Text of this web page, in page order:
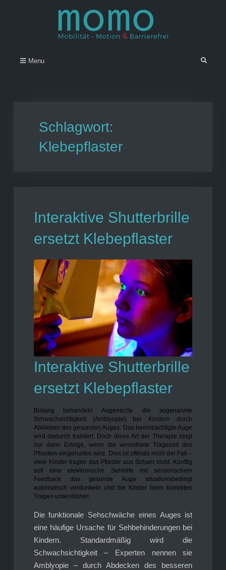
Menu Search
Schlagwort:
Klebepflaster
Interaktive Shutterbrille
ersetzt Klebepflaster
Interaktive Shutterbrille
ersetzt Klebepflaster
Bislang behandeln Augenärzte die sogenannte
Schwachsichtigkeit (Amblyopie) bei Kindern durch
Abkleben des gesunden Auges. Das beeinträchtigte Auge
wird dadurch trainiert. Doch diese Art der Therapie zeigt
nur dann Erfolge, wenn die verordnete Tragezeit des
Pflasters eingehalten wird. Dies ist oftmals nicht der Fall –
viele Kinder tragen das Pflaster aus Scham nicht. Künftig
soll eine elektronische Sehhilfe mit sensorischem
Feedback das gesunde Auge situationsbedingt
automatisch verdunkeln und die Kinder beim korrekten
Tragen unterstützen.
Die funktionale Sehschwäche eines Auges ist
eine häufige Ursache für Sehbehinderungen bei
Kindern. Standardmäßig wird die
Schwachsichtigkeit – Experten nennen sie
Amblyopie – durch Abdecken des besseren